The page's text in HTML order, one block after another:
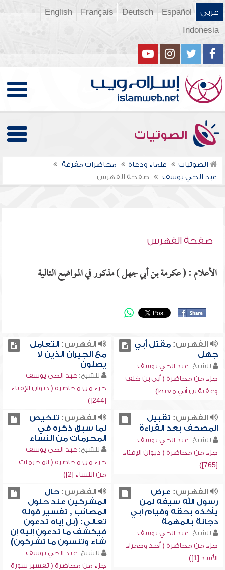
عربي Español
Deutsch
Français
English
Indonesia
الصوتيات
الصوتيات علماء ودعاة
محاضرات مفرغة
عبد الحي يوسف
صفحة الفهرس
صفحة الفهرس
الأعلام : ( عكرمة بن أبي جهل ) مذكور في المواضع التالية
الفهرس:مقتل أبي
جهل
للشيخ: عبد الحي يوسف
جزء من محاضرة ( أبي بن خلف
وعقبة بن أبي معيط)
الفهرس:التعامل
مع الجيران الذين لا
يصلون
للشيخ: عبد الحي يوسف
جزء من محاضرة ( ديوان الإفتاء
[244])
الفهرس: تقبيل
المصحف بعد القراءة
للشيخ: عبد الحي يوسف
جزء من محاضرة ( ديوان الإفتاء
[765])
الفهرس: تلخيص
لما سبق ذكره في
المحرمات من النساء
للشيخ: عبد الحي يوسف
جزء من محاضرة ( المحرمات
من النساء [2])
الفهرس: عرض
رسول الله سيفه لمن
يأخذه بحقه وقيام أبي
دجانة بالمهمة
للشيخ: عبد الحي يوسف
جزء من محاضرة ( أحد وحمراء
الأسد [1])
الفهرس:حال
المشركين عند حلول
المصائب , تفسير قوله
تعالى: (بل إياه تدعون
فيكشف ما تدعون إليه إن
شاء وتنسون ما تشركون)
للشيخ: عبد الحي يوسف
جزء من محاضرة ( تفسير سورة